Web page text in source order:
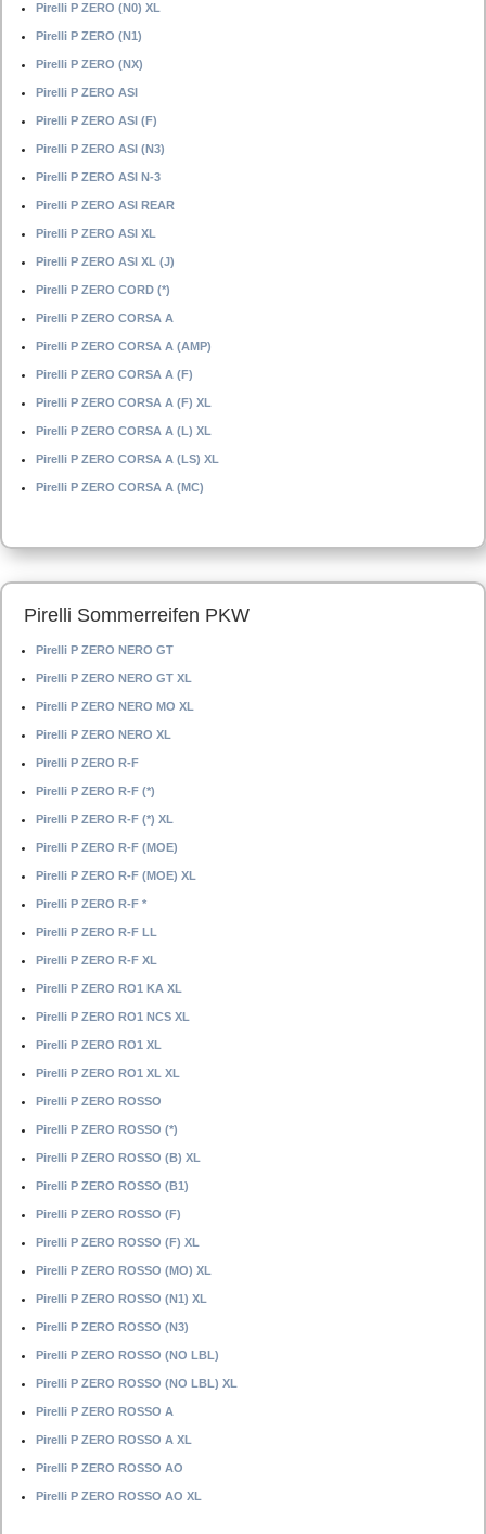
Pirelli P ZERO (N0) XL
Pirelli P ZERO (N1)
Pirelli P ZERO (NX)
Pirelli P ZERO ASI
Pirelli P ZERO ASI (F)
Pirelli P ZERO ASI (N3)
Pirelli P ZERO ASI N-3
Pirelli P ZERO ASI REAR
Pirelli P ZERO ASI XL
Pirelli P ZERO ASI XL (J)
Pirelli P ZERO CORD (*)
Pirelli P ZERO CORSA A
Pirelli P ZERO CORSA A (AMP)
Pirelli P ZERO CORSA A (F)
Pirelli P ZERO CORSA A (F) XL
Pirelli P ZERO CORSA A (L) XL
Pirelli P ZERO CORSA A (LS) XL
Pirelli P ZERO CORSA A (MC)
Pirelli Sommerreifen PKW
Pirelli P ZERO NERO GT
Pirelli P ZERO NERO GT XL
Pirelli P ZERO NERO MO XL
Pirelli P ZERO NERO XL
Pirelli P ZERO R-F
Pirelli P ZERO R-F (*)
Pirelli P ZERO R-F (*) XL
Pirelli P ZERO R-F (MOE)
Pirelli P ZERO R-F (MOE) XL
Pirelli P ZERO R-F *
Pirelli P ZERO R-F LL
Pirelli P ZERO R-F XL
Pirelli P ZERO RO1 KA XL
Pirelli P ZERO RO1 NCS XL
Pirelli P ZERO RO1 XL
Pirelli P ZERO RO1 XL XL
Pirelli P ZERO ROSSO
Pirelli P ZERO ROSSO (*)
Pirelli P ZERO ROSSO (B) XL
Pirelli P ZERO ROSSO (B1)
Pirelli P ZERO ROSSO (F)
Pirelli P ZERO ROSSO (F) XL
Pirelli P ZERO ROSSO (MO) XL
Pirelli P ZERO ROSSO (N1) XL
Pirelli P ZERO ROSSO (N3)
Pirelli P ZERO ROSSO (NO LBL)
Pirelli P ZERO ROSSO (NO LBL) XL
Pirelli P ZERO ROSSO A
Pirelli P ZERO ROSSO A XL
Pirelli P ZERO ROSSO AO
Pirelli P ZERO ROSSO AO XL